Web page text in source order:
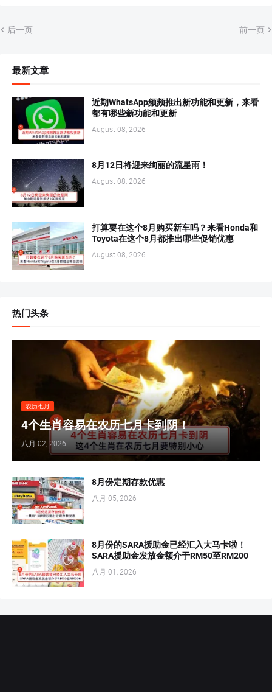
后一页 前一页
最新文章
近期WhatsApp频频推出新功能和更新，来看
都有哪些新功能和更新
August 08, 2026
8月12日将迎来绚丽的流星雨！
August 08, 2026
打算要在这个8月购买新车吗？来看Honda和
Toyota在这个8月都推出哪些促销优惠
August 08, 2026
热门头条
农历七月
4个生肖容易在农历七月卡到阴！
八月 02, 2026
8月份定期存款优惠
八月 05, 2026
8月份的SARA援助金已经汇入大马卡啦！
SARA援助金发放金额介于RM50至RM200
八月 01, 2026